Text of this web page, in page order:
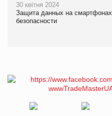
30 квітня 2024
Защита данных на
безопасности